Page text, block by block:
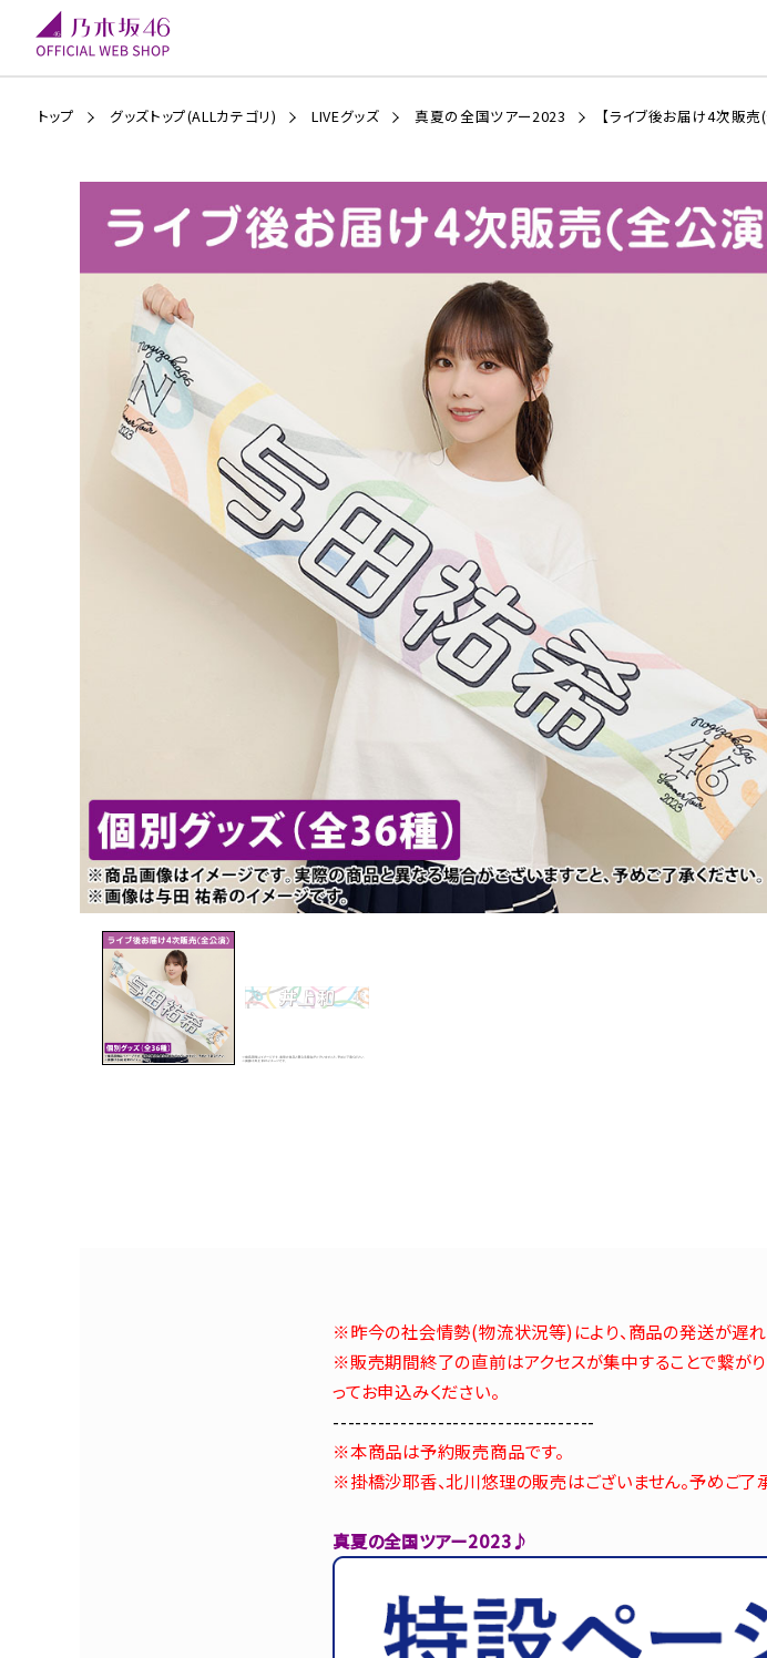
トップ グッズトップ(ALLカテゴリ) LIVEグッズ 真夏の全国ツアー2023 【ライブ後お届け4次販
※昨今の社会情勢(物流状況等)により、商品の発送が遅れ
※販売期間終了の直前はアクセスが集中することで繋が
ってお申込みください。
-----------------------------------
※本商品は予約販売商品です。
※掛橋沙耶香、北川悠理の販売はございません。予めご了
真夏の全国ツアー2023♪